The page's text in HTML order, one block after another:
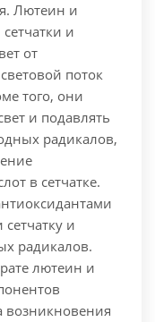
Лютеин и
и
от
поток
того, они
и подавлять
радикалов,
в сетчатке.
и
радикалов.
лютеин и
возникновения